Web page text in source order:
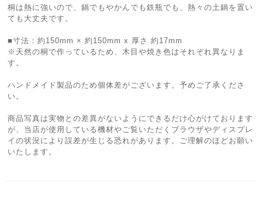
桐は熱に強いので、鍋でもやかんでも鉄瓶でも、熱々の土鍋を置い
ても大丈夫です。
■寸法：約150mm × 約150mm x 厚さ 約17mm
※天然の桐で作っているため、木目や焼き色はそれぞれ異なりま
す。
ハンドメイド製品のため個体差がございます。予めご了承くださ
い。
商品写真は実物との差異がないようにできるだけ心がけております
が、当店が使用している機材やご覧いただくブラウザやディスプレ
イの状況により誤差が生じる恐れがあります。ご理解のほどお願い
いたします。